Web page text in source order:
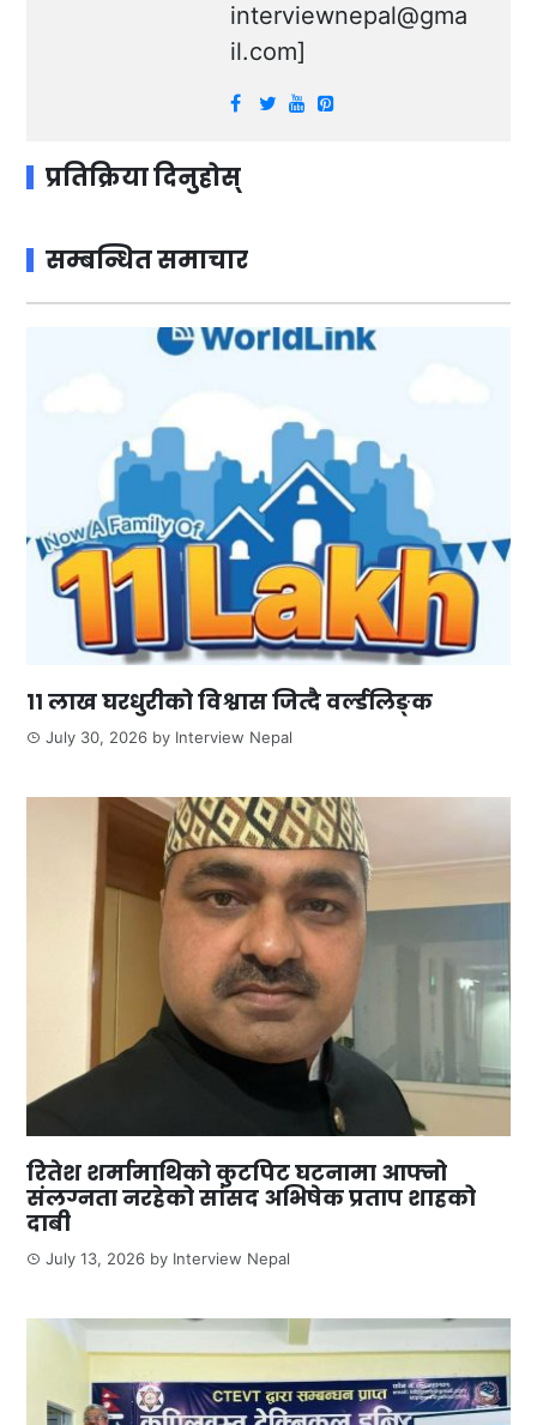
interviewnepal@gma
il.com]
प्रतिक्रिया दिनुहोस्
सम्बन्धित समाचार
११ लाख घरधुरीको विश्वास जित्दै वर्ल्डलिङ्क
July 30, 2026 by Interview Nepal
रितेश शर्मामाथिको कुटपिट घटनामा आफ्नो
संलग्नता नरहेको सांसद अभिषेक प्रताप शाहको
दाबी
July 13, 2026 by Interview Nepal